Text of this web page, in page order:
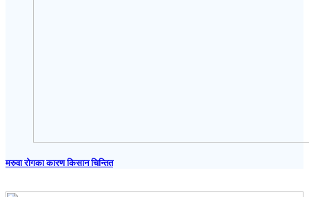
मरुवा रोगका कारण किसान चिन्तित